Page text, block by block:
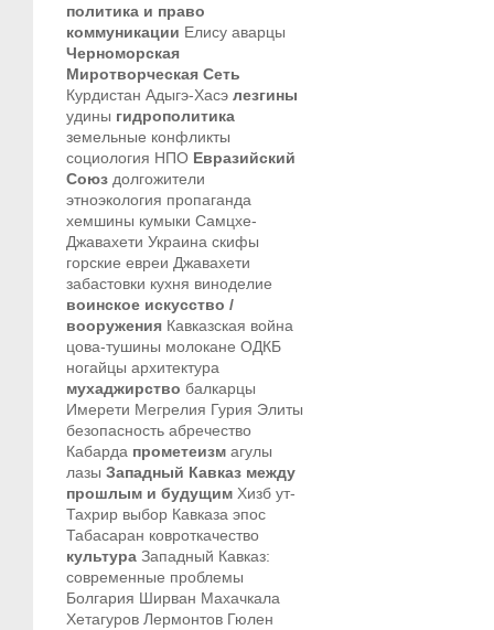
политика и право
коммуникации Елису аварцы
Черноморская
Миротворческая Сеть
Курдистан Адыгэ-Хасэ лезгины
удины гидрополитика
земельные конфликты
социология НПО Евразийский
Союз долгожители
этноэкология пропаганда
хемшины кумыки Самцхе-
Джавахети Украина скифы
горские евреи Джавахети
забастовки кухня виноделие
воинское искусство /
вооружения Кавказская война
цова-тушины молокане ОДКБ
ногайцы архитектура
мухаджирство балкарцы
Имерети Мегрелия Гурия Элиты
безопасность абречество
Кабарда прометеизм агулы
лазы Западный Кавказ между
прошлым и будущим Хизб ут-
Тахрир выбор Кавказа эпос
Табасаран ковроткачество
культура Западный Кавказ:
современные проблемы
Болгария Ширван Махачкала
Хетагуров Лермонтов Гюлен